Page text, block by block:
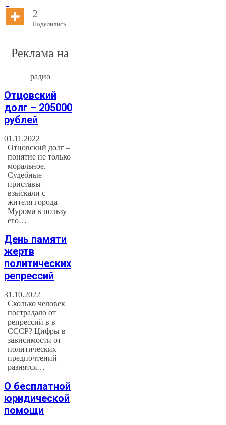
2
Поделились
Реклама на
радио
Отцовский
долг – 205000
рублей
01.11.2022
Отцовский долг –
понятие не только
моральное.
Судебные
приставы
взыскали с
жителя города
Мурома в пользу
его…
День памяти
жертв
политических
репрессий
31.10.2022
Сколько человек
пострадало от
репрессий в в
СССР? Цифры в
зависимости от
политических
предпочтений
разнятся…
О бесплатной
юридической
помощи